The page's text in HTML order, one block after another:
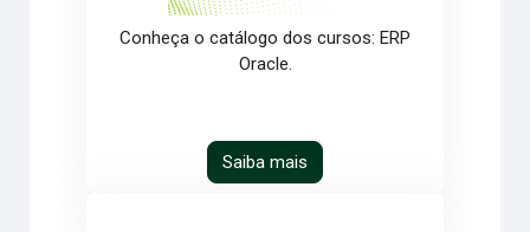
Conheça o catálogo dos cursos: ERP
Oracle.
Saiba mais